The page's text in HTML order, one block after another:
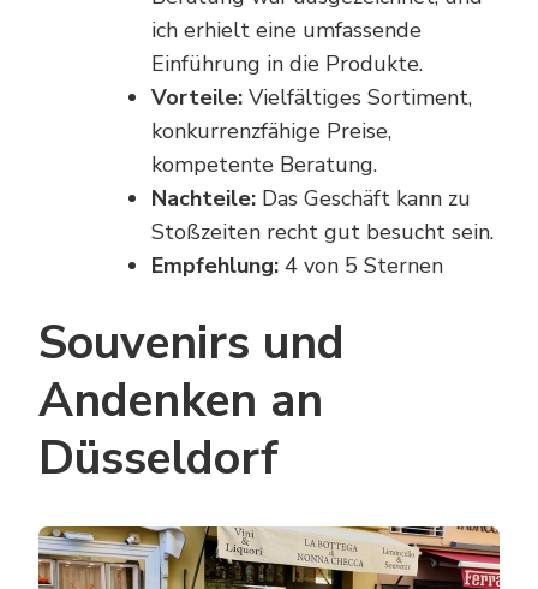
ich erhielt eine umfassende
Einführung in die Produkte.
Vorteile: Vielfältiges Sortiment,
konkurrenzfähige Preise,
kompetente Beratung.
Nachteile: Das Geschäft kann zu
Stoßzeiten recht gut besucht sein.
Empfehlung: 4 von 5 Sternen
Souvenirs und
Andenken an
Düsseldorf